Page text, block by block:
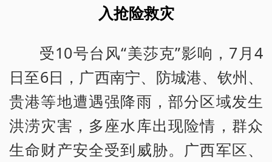
入抢险救灾
受10号台风“美莎克”影响，7月4
日至6日，广西南宁、防城港、钦州、
贵港等地遭遇强降雨，部分区域发生
洪涝灾害，多座水库出现险情，群众
生命财产安全受到威胁。广西军区、